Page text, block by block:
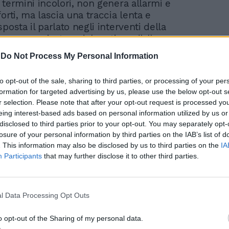
Do Not Process My Personal Information
opt-out of the sale, sharing to third parties, or processing of your
for targeted advertising by us, please use the below opt-out
selection. Please note that after your opt-out request is processed
interest-based ads based on personal information utilized by us
to third parties prior to your opt-out. You may separately
of your personal information by third parties on the IAB’s list of
This information may also be disclosed by us to third parties on the
Participants that may further disclose it to other third parties.
Data Processing Opt Outs
opt-out of the Sharing of my personal data.
incolori, non genera allarmi e
ma lascia una traccia lenta e
il parlato negli interventi della
nuova arrivata e del portiere d'albergo,
un rapido senso di vaghezza
una via d'uscita, partendo da una zona
attrae, per poter dar la caccia a un
improbabile». Un
di notizie e di altro buio, altro
non si deve vedere? Intanto l'alba «dilaga
con tale sicurezza che perfino quei
ambizioni sembrano colti di
per cedere a una quasi bellezza
considerazioni immediate (si
sulla cautela che devono avere i
la luce in cui si abita da giovani sarà
si vivrà per sempre») si mescolano
un insospettato senso di pena. Per